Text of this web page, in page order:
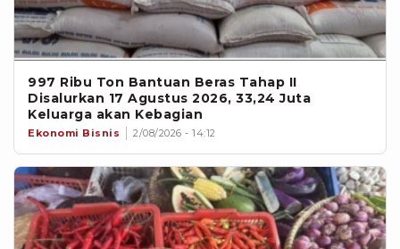
997 Ribu Ton Bantuan Beras Tahap II
Disalurkan 17 Agustus 2026, 33,24 Juta
Keluarga akan Kebagian
Ekonomi Bisnis 2/08/2026 - 14:12